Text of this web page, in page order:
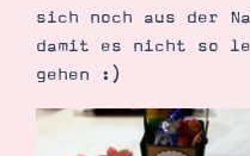
sich noch aus der
damit es nicht so
gehen :)